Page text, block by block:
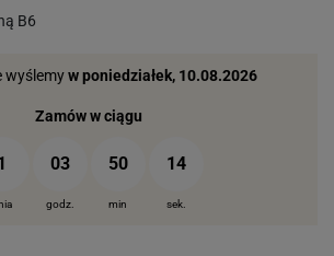
B6
wyślemyw poniedziałek, 10.08.2026
Zamów w ciągu
03 50 13
godz. min sek.